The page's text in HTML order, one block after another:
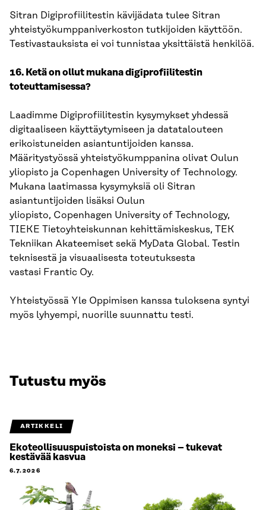
Sitran Digiprofiilitestin kävijädata tulee Sitran
yhteistyökumppaniverkoston tutkijoiden käyttöön.
Testivastauksista ei voi tunnistaa yksittäistä henkilöä.
16. Ketä on ollut mukana digiprofiilitestin
toteuttamisessa?
Laadimme Digiprofiilitestin kysymykset yhdessä
digitaaliseen käyttäytymiseen ja datatalouteen
erikoistuneiden asiantuntijoiden kanssa.
Määritystyössä yhteistyökumppanina olivat Oulun
yliopisto ja Copenhagen University of Technology.
Mukana laatimassa kysymyksiä oli Sitran
asiantuntijoiden lisäksi Oulun
yliopisto, Copenhagen University of Technology,
TIEKE Tietoyhteiskunnan kehittämiskeskus, TEK
Tekniikan Akateemiset sekä MyData Global. Testin
teknisestä ja visuaalisesta toteutuksesta
vastasi Frantic Oy.
Yhteistyössä Yle Oppimisen kanssa tuloksena syntyi
myös lyhyempi, nuorille suunnattu testi.
Tutustu myös
ARTIKKELI
Ekoteollisuuspuistoista on moneksi – tukevat
kestävää kasvua
6.7.2026